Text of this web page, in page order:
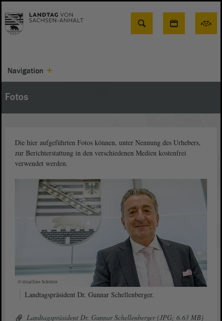
Suche
Navigation
Fotos
Die hier aufgeführten Fotos können, unter Nennung des Urhebers,
zur Berichterstattung in den verschiedenen Medien kostenfrei
verwendet werden.
© ltlsa/Jens Schlüter
Landtagspräsident Dr. Gunnar Schellenberger.
Landtagspräsident Dr. Gunnar Schellenberger (JPG; 6.63 MB)